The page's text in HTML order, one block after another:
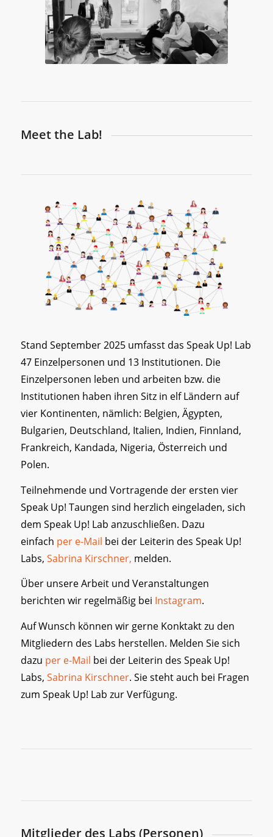
Meet the Lab!
Stand September 2025 umfasst das Speak Up! Lab
47 Einzelpersonen und 13 Institutionen. Die
Einzelpersonen leben und arbeiten bzw. die
Institutionen haben ihren Sitz in elf Ländern auf
vier Kontinenten, nämlich: Belgien, Ägypten,
Bulgarien, Deutschland, Italien, Indien, Finnland,
Frankreich, Kandada, Nigeria, Österreich und
Polen.
Teilnehmende und Vortragende der ersten vier
Speak Up! Taungen sind herzlich eingeladen, sich
dem Speak Up! Lab anzuschließen. Dazu
einfach per e-Mail bei der Leiterin des Speak Up!
Labs, Sabrina Kirschner, melden.
Über unsere Arbeit und Veranstaltungen
berichten wir regelmäßig bei Instagram.
Auf Wunsch können wir gerne Konktakt zu den
Mitgliedern des Labs herstellen. Melden Sie sich
dazu per e-Mail bei der Leiterin des Speak Up!
Labs, Sabrina Kirschner. Sie steht auch bei Fragen
zum Speak Up! Lab zur Verfügung.
Mitglieder des Labs (Personen)